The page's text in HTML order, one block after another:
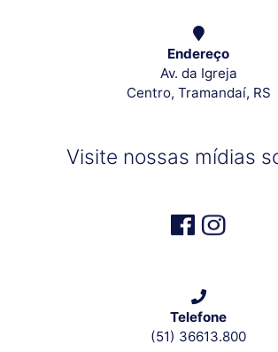
Endereço
Av. da Igreja
Centro, Tramandaí, RS
Visite nossas mídias
Telefone
(51) 36613.800